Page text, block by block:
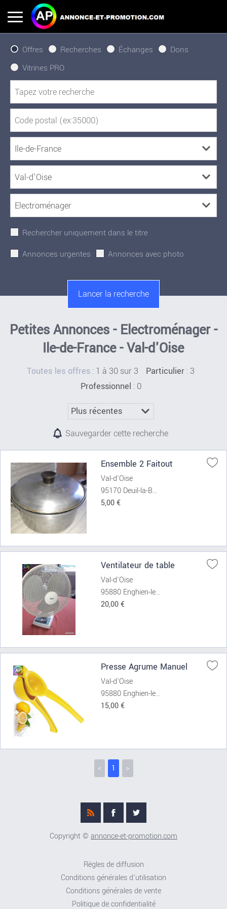
Offres Recherches Échanges
Dons
Vitrines PRO
Rechercher uniquement dans le titre
Annonces urgentes
Annonces avec photo
Petites Annonces - Electroménager -
Ile-de-France - Val-d'Oise
Toutes les offres : 1 à 30 sur 3 Particulier : 3
Professionnel : 0
Sauvegarder cette recherche
Ensemble 2 Faitout
Val-d'Oise
95170 Deuil-la-B...
5,00 €
Ventilateur de table
Val-d'Oise
95880 Enghien-le...
20,00 €
Presse Agrume Manuel
Val-d'Oise
95880 Enghien-le...
15,00 €
< 1 >
Copyright © annonce-et-promotion.com
Règles de diffusion
Conditions générales d'utilisation
Conditions générales de vente
Politique de confidentialité